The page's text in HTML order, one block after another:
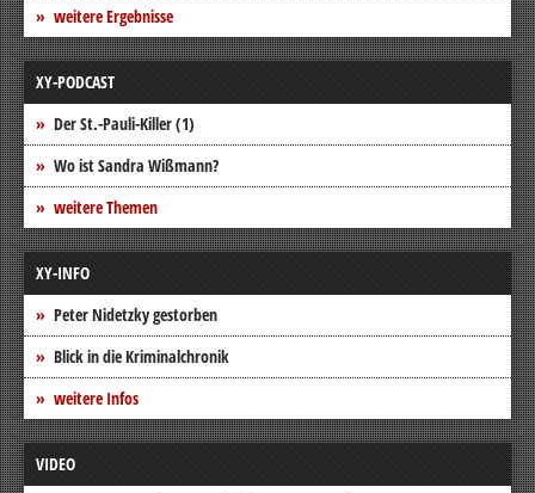
weitere Ergebnisse
XY-PODCAST
Der St.-Pauli-Killer (1)
Wo ist Sandra Wißmann?
weitere Themen
XY-INFO
Peter Nidetzky gestorben
Blick in die Kriminalchronik
weitere Infos
VIDEO